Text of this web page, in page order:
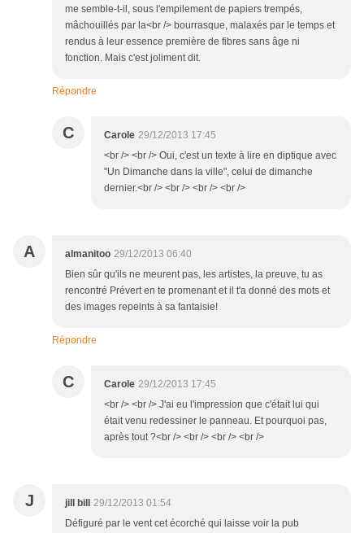
me semble-t-il, sous l'empilement de papiers trempés,
mâchouillés par la<br /> bourrasque, malaxés par le temps et
rendus à leur essence première de fibres sans âge ni
fonction. Mais c'est joliment dit.
Répondre
C Carole 29/12/2013 17:45
<br /> <br /> Oui, c'est un texte à lire en diptique avec
"Un Dimanche dans la ville", celui de dimanche
dernier.<br /> <br /> <br /> <br />
A almanitoo 29/12/2013 06:40
Bien sûr qu'ils ne meurent pas, les artistes, la preuve, tu as
rencontré Prévert en te promenant et il t'a donné des mots et
des images repeints à sa fantaisie!
Répondre
C Carole 29/12/2013 17:45
<br /> <br /> J'ai eu l'impression que c'était lui qui
était venu redessiner le panneau. Et pourquoi pas,
après tout ?<br /> <br /> <br /> <br />
J jill bill
29/12/2013 01:54
Défiguré par le vent cet écorché qui laisse voir la pub